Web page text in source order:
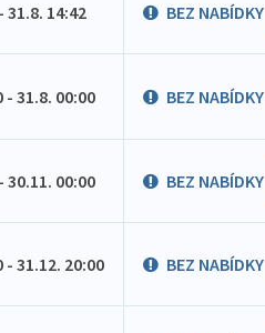
31.8. 14:42 BEZ NABÍDKY
- 31.8. 00:00 BEZ NABÍDKY
30.11. 00:00 BEZ NABÍDKY
- 31.12. 20:00 BEZ NABÍDKY